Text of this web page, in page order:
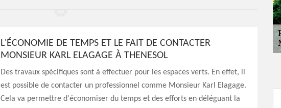
L'ÉCONOMIE DE TEMPS ET LE FAIT DE CONTACTER
MONSIEUR KARL ELAGAGE À THENESOL
Des travaux spécifiques sont à effectuer pour les espaces verts. En effet, il
est possible de contacter un professionnel comme Monsieur Karl Elagage.
Cela va permettre d'économiser du temps et des efforts en déléguant la